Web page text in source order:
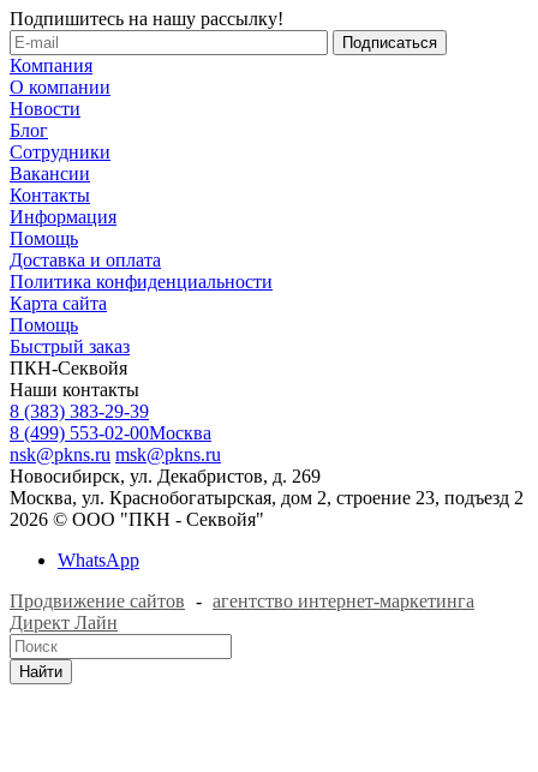
Подпишитесь на нашу рассылку!
Компания
О компании
Новости
Блог
Сотрудники
Вакансии
Контакты
Информация
Помощь
Доставка и оплата
Политика конфиденциальности
Карта сайта
Помощь
Быстрый заказ
ПКН-Секвойя
Наши контакты
8 (383) 383-29-39
8 (499) 553-02-00Москва
nsk@pkns.ru msk@pkns.ru
Новосибирск, ул. Декабристов, д. 269
Москва, ул. Краснобогатырская, дом 2, строение 23, подъезд 2
2026 © ООО "ПКН - Секвойя"
WhatsApp
Продвижение сайтов - агентство интернет-маркетинга
Директ Лайн
Найти